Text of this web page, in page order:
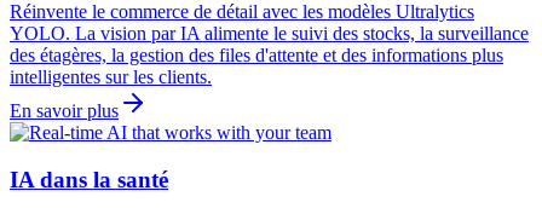
Réinvente le commerce de détail avec les modèles Ultralytics
YOLO. La vision par IA alimente le suivi des stocks, la surveillance
des étagères, la gestion des files d'attente et des informations plus
intelligentes sur les clients.
En savoir plus
IA dans la santé